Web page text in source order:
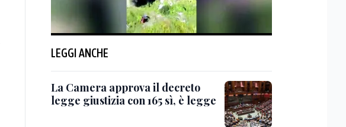
LEGGI ANCHE
La Camera approva il decreto
legge giustizia con 165 sì, è legge